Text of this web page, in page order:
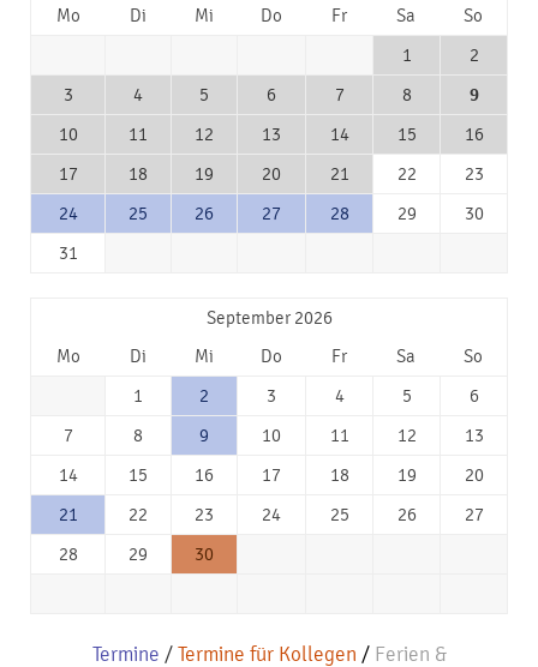
Mo
Di Mi Do Fr Sa
So
1
2
3
4 5 6 7 8
9
10
11 12 13 14 15
16
17
18 19 20 21 22
23
24
25 26 27 28 29
30
31
September 2026
Mo
Di Mi Do Fr Sa
So
1
2 3 4 5
6
7
8 9 10 11 12
13
14
15 16 17 18 19
20
21
22 23 24 25 26
27
28
29 30
Termine /Termine für Kollegen / Ferien &